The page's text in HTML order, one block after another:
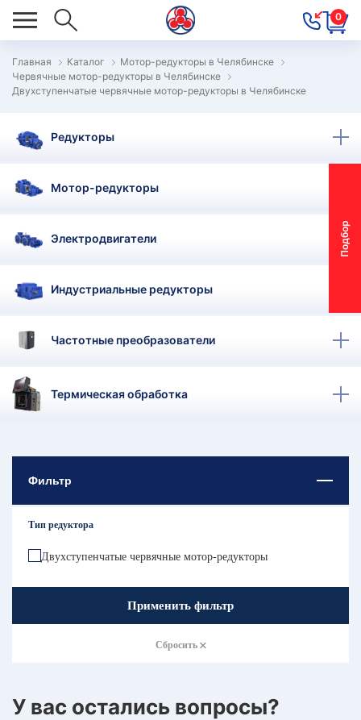
0
П
о
д
б
о
р
м
о
т
о
р
-
р
е
д
у
к
т
о
р
Главная Каталог
Мотор-редукторы в Челябинске
Червячные мотор-редукторы в Челябинске
Двухступенчатые червячные мотор-редукторы в Челябинске
Редукторы
Мотор-редукторы
Электродвигатели
Индустриальные редукторы
Частотные преобразователи
Термическая обработка
Фильтр
Тип редуктора
Двухступенчатые червячные мотор-редукторы
Применить фильтр
Сбросить
У вас остались вопросы?